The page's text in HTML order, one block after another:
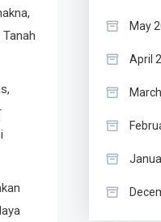
May
April